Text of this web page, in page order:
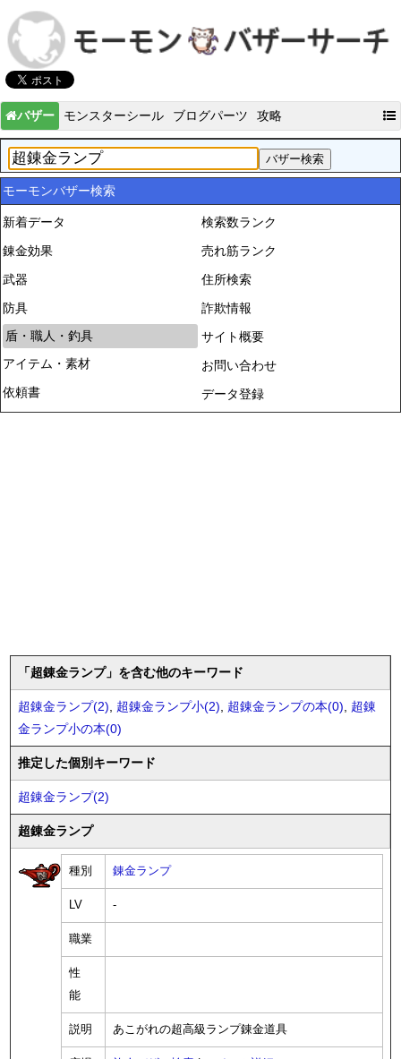
バザー モンスターシール ブログパーツ 攻略
モーモンバザー検索
新着データ
錬金効果
武器
防具
盾・職人・釣具
アイテム・素材
依頼書
検索数ランク
売れ筋ランク
住所検索
詐欺情報
サイト概要
お問い合わせ
データ登録
「超錬金ランプ」を含む他のキーワード
超錬金ランプ(2), 超錬金ランプ小(2), 超錬金ランプの本(0), 超錬
金ランプ小の本(0)
推定した個別キーワード
超錬金ランプ(2)
超錬金ランプ
種別 錬金ランプ
LV -
職業
性
能
説明 あこがれの超高級ランプ錬金道具